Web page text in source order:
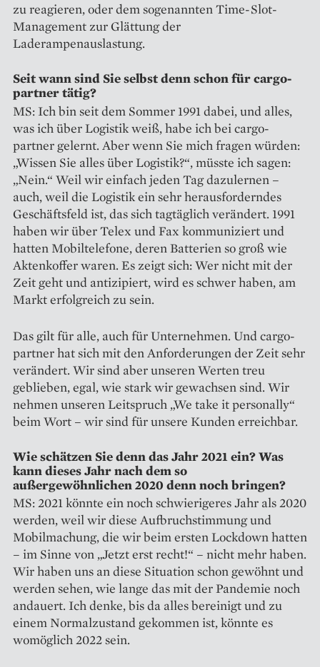
zu reagieren, oder dem sogenannten Time-Slot-
Management zur Glättung der
Laderampenauslastung.
Seit wann sind Sie selbst denn schon für cargo-
partner tätig?
MS: Ich bin seit dem Sommer 1991 dabei, und alles,
was ich über Logistik weiß, habe ich bei cargo-
partner gelernt. Aber wenn Sie mich fragen würden:
„Wissen Sie alles über Logistik?“, müsste ich sagen:
„Nein.“ Weil wir einfach jeden Tag dazulernen –
auch, weil die Logistik ein sehr herausforderndes
Geschäftsfeld ist, das sich tagtäglich verändert. 1991
haben wir über Telex und Fax kommuniziert und
hatten Mobiltelefone, deren Batterien so groß wie
Aktenkoffer waren. Es zeigt sich: Wer nicht mit der
Zeit geht und antizipiert, wird es schwer haben, am
Markt erfolgreich zu sein.
Das gilt für alle, auch für Unternehmen. Und cargo-
partner hat sich mit den Anforderungen der Zeit sehr
verändert. Wir sind aber unseren Werten treu
geblieben, egal, wie stark wir gewachsen sind. Wir
nehmen unseren Leitspruch „We take it per­sonally“
beim Wort – wir sind für unsere Kunden erreichbar.
Wie schätzen Sie denn das Jahr 2021 ein? Was
kann dieses Jahr nach dem so
außergewöhnlichen 2020 denn noch bringen?
MS: 2021 könnte ein noch schwierigeres Jahr als 2020
werden, weil wir diese Aufbruchstimmung und
Mobilmachung, die wir beim ersten Lockdown hatten
– im Sinne von „Jetzt erst recht!“ – nicht mehr haben.
Wir haben uns an diese Situation schon gewöhnt und
werden sehen, wie lange das mit der Pandemie noch
andauert. Ich denke, bis da alles bereinigt und zu
einem Normalzustand gekommen ist, könnte es
womöglich 2022 sein.